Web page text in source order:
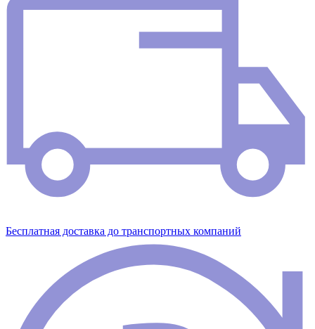
Бесплатная доставка до транспортных компаний